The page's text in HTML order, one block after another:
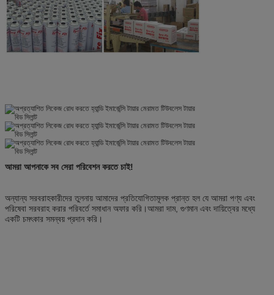
আমরা আপনাকে সব সেরা পরিবেশন করতে চাই!
অন্যান্য সরবরাহকারীদের তুলনায় আমাদের প্রতিযোগিতামূলক প্রান্ত হল যে আমরা পণ্য এবং
পরিষেবা সরবরাহ করার পরিবর্তে সমাধান অফার করি।আমরা দাম, গুণমান এবং দায়িত্বের মধ্যে
একটি চমৎকার সমন্বয় প্রদান করি।